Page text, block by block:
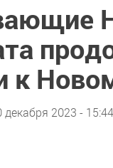
к
декабря 2023 - 15:44